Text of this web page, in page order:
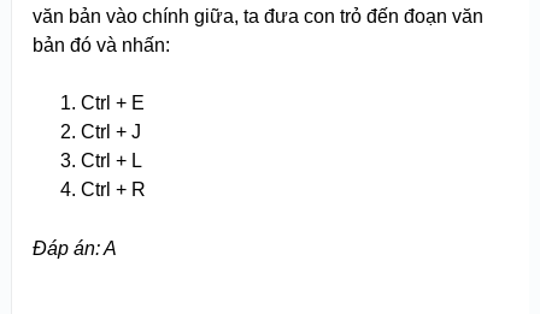
văn bản vào chính giữa, ta đưa con trỏ đến đoạn văn
bản đó và nhấn:
Ctrl + E
Ctrl + J
Ctrl + L
Ctrl + R
Đáp án: A